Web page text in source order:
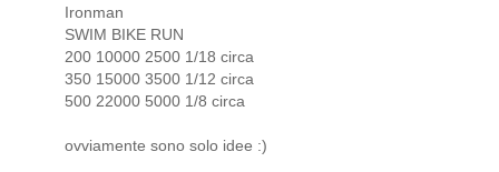
Ironman
SWIM BIKE RUN
200 10000 2500 1/18 circa
350 15000 3500 1/12 circa
500 22000 5000 1/8 circa
ovviamente sono solo idee :)